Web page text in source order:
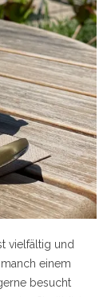
vielfältig und
einem
besucht